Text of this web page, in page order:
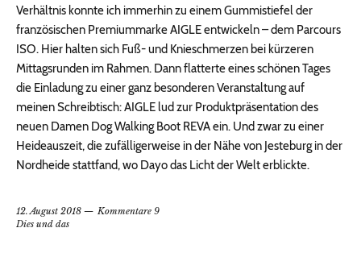
Verhältnis konnte ich immerhin zu einem Gummistiefel der
französischen Premiummarke AIGLE entwickeln – dem Parcours
ISO. Hier halten sich Fuß- und Knieschmerzen bei kürzeren
Mittagsrunden im Rahmen. Dann flatterte eines schönen Tages
die Einladung zu einer ganz besonderen Veranstaltung auf
meinen Schreibtisch: AIGLE lud zur Produktpräsentation des
neuen Damen Dog Walking Boot REVA ein. Und zwar zu einer
Heideauszeit, die zufälligerweise in der Nähe von Jesteburg in der
Nordheide stattfand, wo Dayo das Licht der Welt erblickte.
12. August 2018
Kommentare 9
Dies und das